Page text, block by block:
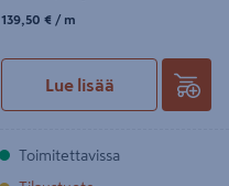
139,50€/m
139,50 € / m
Lue lisää
Toimitettavissa